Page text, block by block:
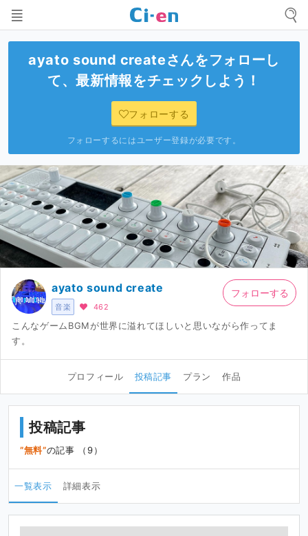
ayato sound createさんをフォローし
て、最新情報をチェックしよう！
フォローする
フォローするにはユーザー登録が必要です。
音楽
ayato sound create
462
こんなゲームBGMが世界に溢れてほしいと思いながら作ってま
す。
フォローする
プロフィール 投稿記事 プラン 作品
投稿記事
無料 の記事 （9）
一覧表示 詳細表示